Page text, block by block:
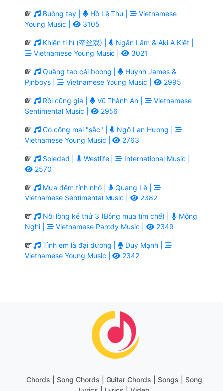
Buông tay | Hồ Lệ Thu |
Vietnamese
Young Music |
3105
Khiên ti hí (牵丝戏) |
Ngân Lâm & Aki A Kiệt |
Vietnamese Young Music |
3021
Quăng tao cái boong |
Huỳnh James &
Pjnboys |
Vietnamese Young Music | 2995
Rồi cũng già | Vũ Thành An |
Vietnamese
Sentimental Music |
2956
Có công mài "sắc" |
Ngô Lan Hương |
Vietnamese Young Music |
2763
Soledad | Westlife |
International Music |
2570
Mưa đêm tỉnh nhỏ |
Quang Lê |
Vietnamese Sentimental Music |
2382
Nỗi lòng kẻ thứ 3 (Bông mua tím chế) |
Mộng
Nghi |
Vietnamese Parody Music | 2349
Tình em là đại dương |
Duy Mạnh |
Vietnamese Young Music |
2342
Chords | Song Chords | Guitar Chords | Songs | Song